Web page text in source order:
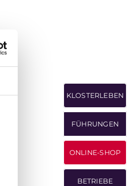
KLOSTERLEBEN
FÜHRUNGEN
ONLINE-SHOP
BETRIEBE